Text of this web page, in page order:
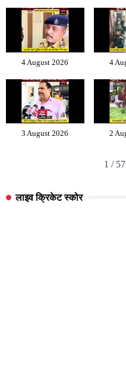
4 August 2026 4
3 August 2026 2
1 / 57
लाइव क्रिकेट स्कोर